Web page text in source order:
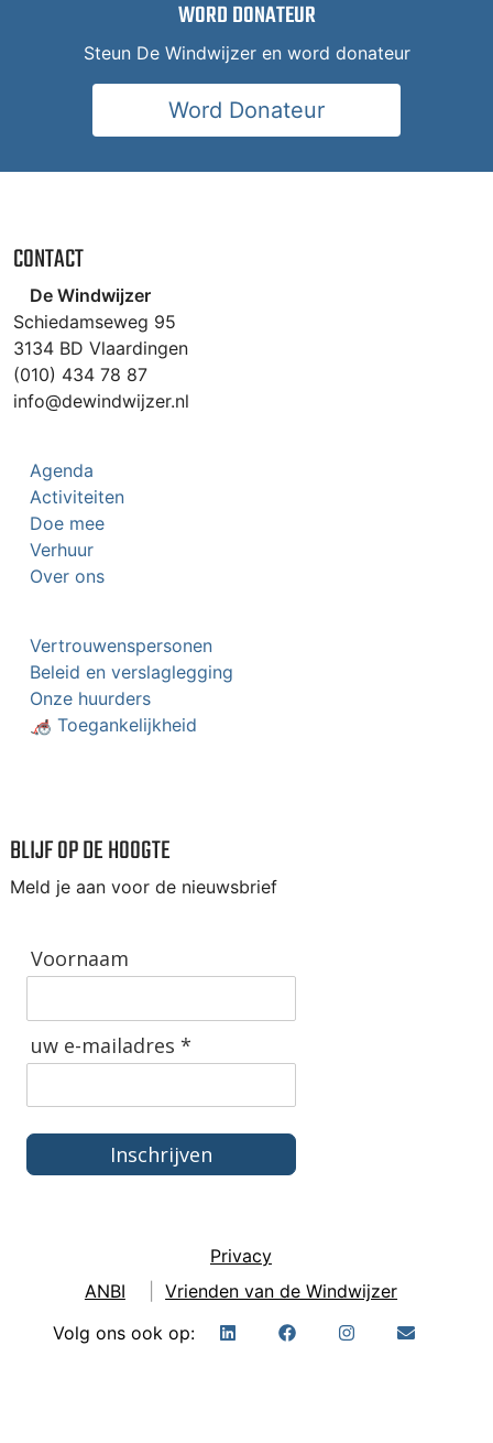
WORD DONATEUR
Steun De Windwijzer en word donateur
Word Donateur
CONTACT
De Windwijzer
Schiedamseweg 95
3134 BD Vlaardingen
(010) 434 78 87
info@dewindwijzer.nl
Agenda
Activiteiten
Doe mee
Verhuur
Over ons
Vertrouwenspersonen
Beleid en verslaglegging
Onze huurders
🦽 Toegankelijkheid
BLIJF OP DE HOOGTE
Meld je aan voor de nieuwsbrief
Voornaam
uw e-mailadres *
Inschrijven
Privacy
ANBI
Vrienden van de Windwijzer
Volg ons ook op: